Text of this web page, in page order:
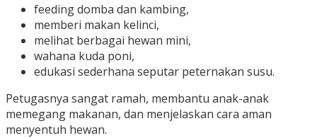
feeding domba dan kambing,
memberi makan kelinci,
melihat berbagai hewan mini,
wahana kuda poni,
edukasi sederhana seputar peternakan susu.
Petugasnya sangat ramah, membantu anak-anak
memegang makanan, dan menjelaskan cara aman
menyentuh hewan.